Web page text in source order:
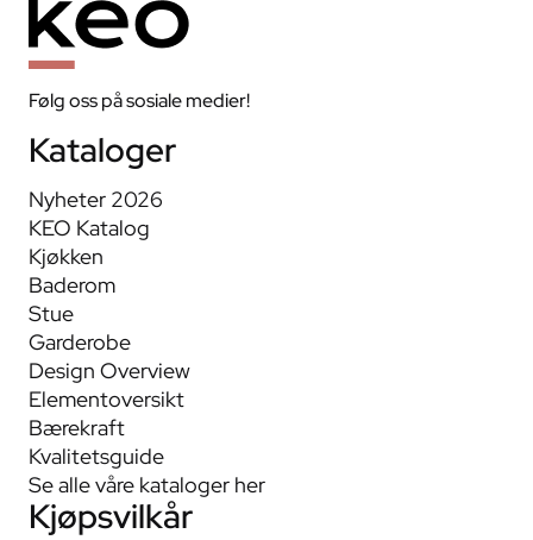
Følg oss på sosiale medier!
Kataloger
Nyheter 2026
KEO Katalog
Kjøkken
Baderom
Stue
Garderobe
Design Overview
Elementoversikt
Bærekraft
Kvalitetsguide
Se alle våre kataloger her
Kjøpsvilkår